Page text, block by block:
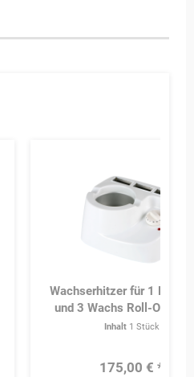
Wachserhitzer für 1 Dose/
und 3 Wachs Roll-Ons |
Inhalt 1 Stück
175,00 € *